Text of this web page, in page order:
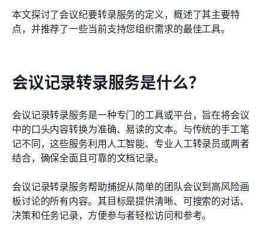
本文探讨了会议纪要转录服务的定义，概述了其主要特
点，并推荐了一些当前支持您组织需求的最佳工具。
会议记录转录服务是什么？
会议记录转录服务是一种专门的工具或平台，旨在将会议
中的口头内容转换为准确、易读的文本。与传统的手工笔
记不同，这些服务利用人工智能、专业人工转录员或两者
结合，确保全面且可靠的文档记录。
会议记录转录服务帮助捕捉从简单的团队会议到高风险画
板讨论的所有内容。其目标是提供清晰、可搜索的对话、
决策和任务记录，方便参与者轻松访问和参考。
了解更多阅读